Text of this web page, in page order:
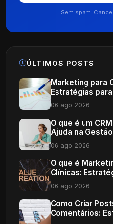
Sem spam.
ÚLTIMOS POSTS
Marketing para
Estratégias
Clínica
06 ago 2026
O que é um
Ajuda na
06 ago 2026
O que é
Clínicas:
06 ago 2026
Como Criar
Comentários: